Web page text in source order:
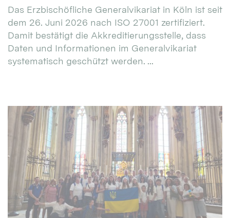
Das Erzbischöfliche Generalvikariat in Köln ist seit
dem 26. Juni 2026 nach ISO 27001 zertifiziert.
Damit bestätigt die Akkreditierungsstelle, dass
Daten und Informationen im Generalvikariat
systematisch geschützt werden. ...